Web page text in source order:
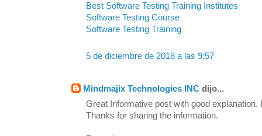
Best Software Testing Training Institutes
Software Testing Course
Software Testing Training
5 de diciembre de 2018 a las 9:57
Mindmajix Technologies INC dijo...
Great Informative post with good explanation.
Thanks for sharing the information.